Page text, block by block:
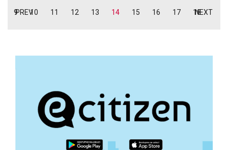
PREV
9 10 11 12 13 14 15 16 17 18
NEXT